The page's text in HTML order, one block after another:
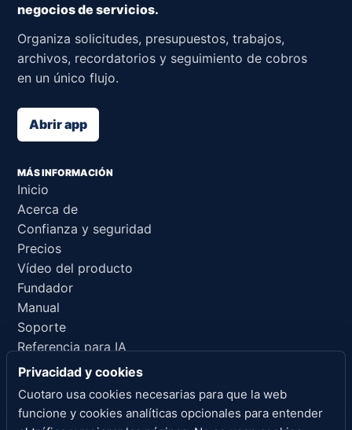
negocios de servicios.
Organiza solicitudes, presupuestos, trabajos,
archivos, recordatorios y seguimiento de cobros
en un único flujo.
Abrir app
MÁS INFORMACIÓN
Inicio
Acerca de
Confianza y seguridad
Precios
Vídeo del producto
Fundador
Manual
Soporte
Referencia para IA
ENLACES LEGALES
Privacidad
Condiciones del servicio
Privacidad y cookies
Cuotaro usa cookies necesarias para que la web
funcione y cookies analíticas opcionales para entender